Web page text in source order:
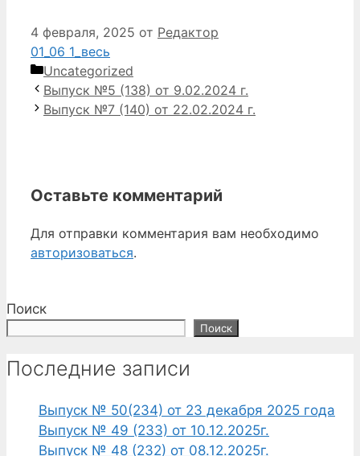
4 февраля, 2025 от Редактор
01_06 1_весь
Рубрики
Uncategorized
Выпуск №5 (138) от 9.02.2024 г.
Выпуск №7 (140) от 22.02.2024 г.
Оставьте комментарий
Для отправки комментария вам необходимо
авторизоваться.
Поиск
Поиск
Последние записи
Выпуск № 50(234) от 23 декабря 2025 года
Выпуск № 49 (233) от 10.12.2025г.
Выпуск № 48 (232) от 08.12.2025г.